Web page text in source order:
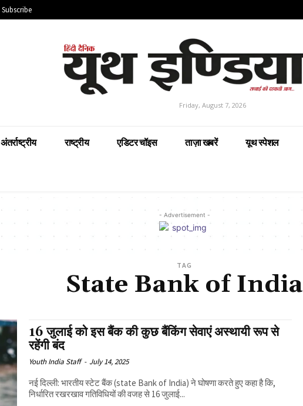
Subscribe
Friday, August 7, 2026
अंतर्राष्ट्रीय राष्ट्रीय एडिटर चॉइस ताज़ा खबरें यूथ स्पेशल
- Advertisement -
TAG
State Bank of India
16 जुलाई को इस बैंक की कुछ बैंकिंग सेवाएं अस्थायी रूप से
रहेंगी बंद
Youth India Staff - July 14, 2025
नई दिल्ली: भारतीय स्टेट बैंक (state Bank of India) ने घोषणा करते हुए कहा है कि,
निर्धारित रखरखाव गतिविधियों की वजह से 16 जुलाई...